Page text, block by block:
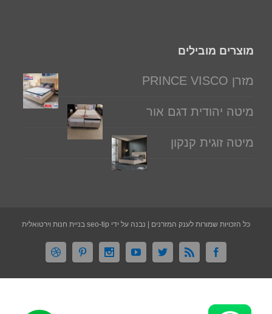
מוצרים מובילים
מזרן PRINCE VISCO
מיטה יהודית דגם אור
מיטה זוגית קנקון
כל הזכויות שמורות לענק המזרנים | נבנה על ידי seo-tip בניית חנות וירטואלית